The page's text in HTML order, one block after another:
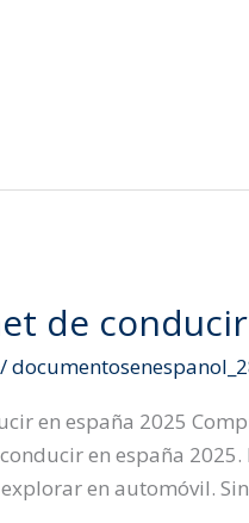
de
/
en españa 2025
en españa
en automóvil.